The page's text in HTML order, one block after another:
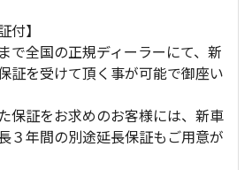
付】
で全国の正規ディーラーにて、新
証を受けて頂く事が可能で御座い
保証をお求めのお客様には、新車
３年間の別途延長保証もご用意が